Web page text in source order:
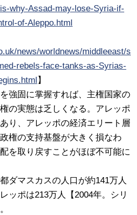
why-Assad-may-lose-Syria-if-
of-Aleppo.html
news/worldnews/middleeast/s
rebels-face-tanks-as-Syrias-
】
強固に掌握すれば、主権国家の
の実態は乏しくなる。アレッポ
り、アレッポの経済エリート層
権の支持基盤が大きく損なわ
を取り戻すことがほぼ不可能に
ダマスカスの人口が約141万人
ッポは213万人【2004年。シリ